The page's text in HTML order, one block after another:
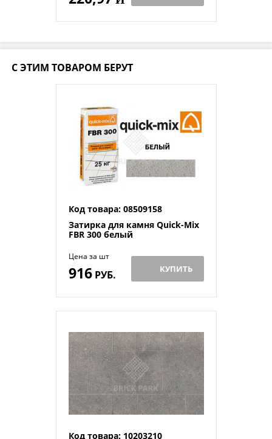
С ЭТИМ ТОВАРОМ БЕРУТ
Код товара: 08509158
Затирка для камня Quick-Mix
FBR 300 белый
Цена за шт
916РУБ. КУПИТЬ
Код товара: 10203210